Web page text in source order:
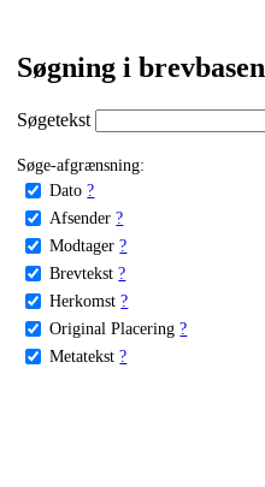
Søgning i brevbasen
Søgetekst
Søge-afgrænsning:
Dato ?
Afsender ?
Modtager ?
Brevtekst ?
Herkomst ?
Original Placering ?
Metatekst ?